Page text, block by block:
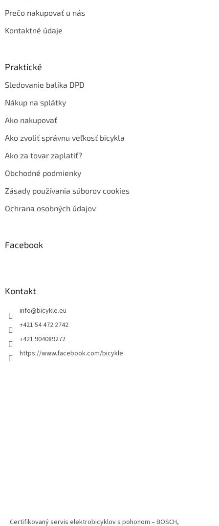
Prečo nakupovať u nás
Kontaktné údaje
Praktické
Sledovanie balíka DPD
Nákup na splátky
Ako nakupovať
Ako zvoliť správnu veľkosť bicykla
Ako za tovar zaplatiť?
Obchodné podmienky
Zásady používania súborov cookies
Ochrana osobných údajov
Facebook
Kontakt
info@bicykle.eu
+421 54 472 2742
+421 904089272
https://www.facebook.com/bicykle
Certifikovaný servis elektrobicyklov s pohonom – BOSCH,